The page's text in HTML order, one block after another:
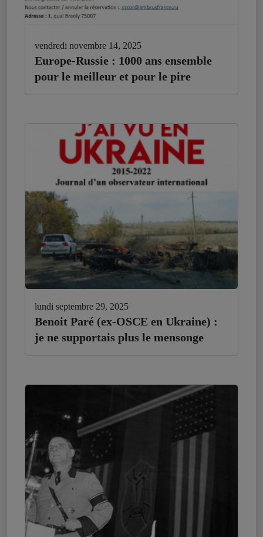
vendredi novembre 14, 2025
Europe-Russie : 1000 ans ensemble
pour le meilleur et pour le pire
lundi septembre 29, 2025
Benoit Paré (ex-OSCE en Ukraine) :
je ne supportais plus le mensonge